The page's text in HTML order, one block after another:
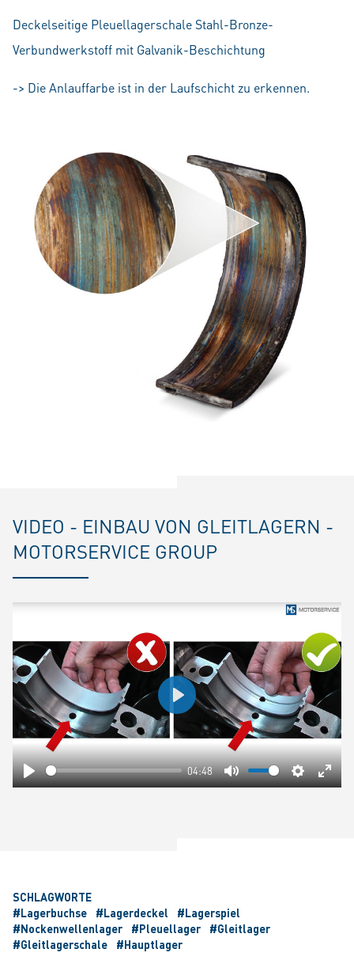
Deckelseitige Pleuellagerschale Stahl-Bronze-
Verbundwerkstoff mit Galvanik-Beschichtung
-> Die Anlauffarbe ist in der Laufschicht zu erkennen.
VIDEO - EINBAU VON GLEITLAGERN -
MOTORSERVICE GROUP
Play
04:48
Mute Settings
Play
SCHLAGWORTE
#Lagerbuchse
#Lagerdeckel
#Lagerspiel
#Nockenwellenlager
#Pleuellager
#Gleitlager
#Gleitlagerschale
#Hauptlager